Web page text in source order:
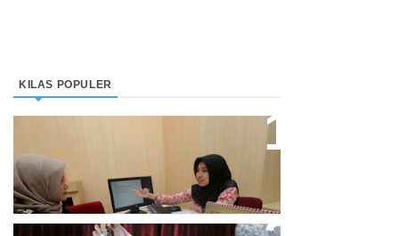
KILAS POPULER
Keuangan Syariah Di Indonesia
Meningkat